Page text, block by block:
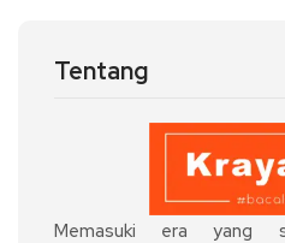
Tentang
Memasuki era yang